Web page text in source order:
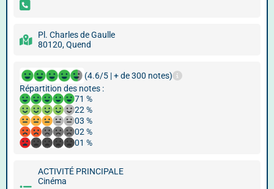
Pl. Charles de Gaulle
80120, Quend
(4.6/5 | + de 300 notes)
Répartition des notes :
71 %
22 %
03 %
02 %
01 %
ACTIVITÉ PRINCIPALE
Cinéma